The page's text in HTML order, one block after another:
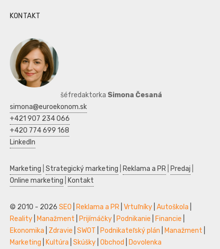
KONTAKT
šéfredaktorka Simona Česaná
simona@euroekonom.sk
+421 907 234 066
+420 774 699 168
LinkedIn
Marketing Strategický marketing Reklama a PR Predaj
Online marketing
Kontakt
© 2010 - 2026 SEO Reklama a PR Vrtuľníky Autoškola
Reality
Manažment Prijímáčky Podnikanie Financie
Ekonomika
Zdravie SWOT Podnikateľský plán Manažment
Marketing
Kultúra Skúšky Obchod Dovolenka